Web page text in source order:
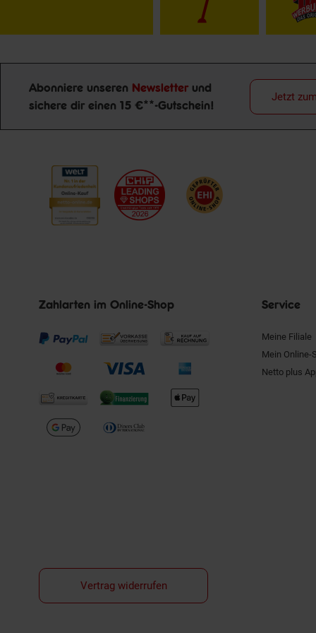
Newsletter Anmeldung
Abonniere unseren Newsletter und
sichere dir einen 15 €**-Gutschein!
Jetzt
Zahlarten im Online-Shop Service
Meine Filiale
Mein Online-
Netto plus
Vertrag widerrufen